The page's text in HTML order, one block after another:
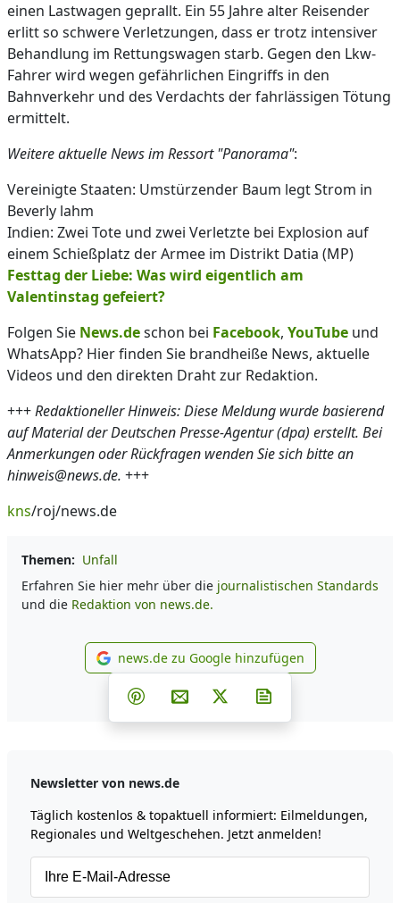
einen Lastwagen geprallt. Ein 55 Jahre alter Reisender
erlitt so schwere Verletzungen, dass er trotz intensiver
Behandlung im Rettungswagen starb. Gegen den Lkw-
Fahrer wird wegen gefährlichen Eingriffs in den
Bahnverkehr und des Verdachts der fahrlässigen Tötung
ermittelt.
Weitere aktuelle News im Ressort "Panorama":
Vereinigte Staaten: Umstürzender Baum legt Strom in
Beverly lahm
Indien: Zwei Tote und zwei Verletzte bei Explosion auf
einem Schießplatz der Armee im Distrikt Datia (MP)
Festtag der Liebe: Was wird eigentlich am
Valentinstag gefeiert?
Folgen Sie News.deschon bei Facebook, YouTube und
WhatsApp? Hier finden Sie brandheiße News, aktuelle
Videos und den direkten Draht zur Redaktion.
+++Redaktioneller Hinweis: Diese Meldung wurde basierend
auf Material der Deutschen Presse-Agentur (dpa) erstellt. Bei
Anmerkungen oder Rückfragen wenden Sie sich bitte an
hinweis@news.de. +++
kns/roj/news.de
Themen: Unfall
Erfahren Sie hier mehr über die journalistischen Standards
und die Redaktion von news.de.
news.de zu Google
news.de zu Google hinzufügen
Teilen auf Facebook
Teilen auf Whatsapp
Teilen auf Telegram
Teilen auf Pinterest
Per E-Mail teilen
Post auf X
Newsletter von news.de
Täglich kostenlos & topaktuell informiert: Eilmeldungen,
Regionales und Weltgeschehen. Jetzt anmelden!